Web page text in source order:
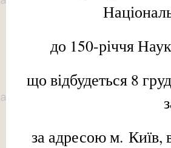
до 150-річчя
що відбудеться 8
за адресою м. Київ,